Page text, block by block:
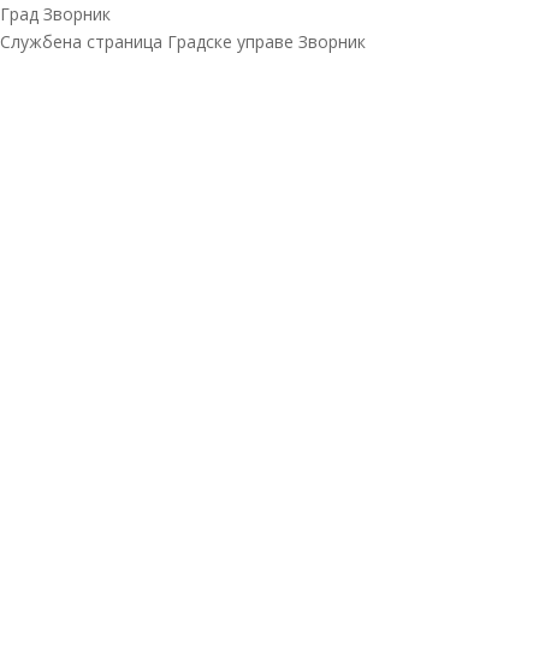
Град Зворник
Службена страница Градске управе Зворник